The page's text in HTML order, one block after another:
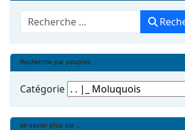
Rechercher
Recherche par peuples
Catégorie
en savoir plus sur ...